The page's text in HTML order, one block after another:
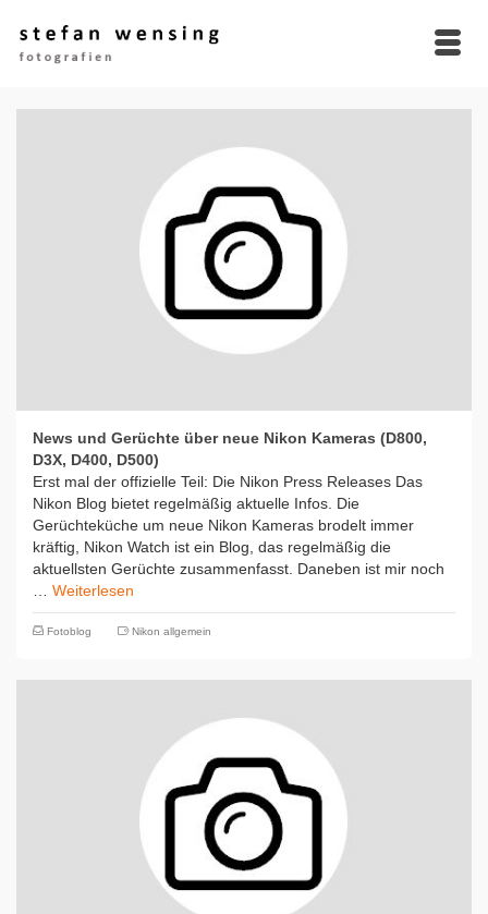
News und Gerüchte über neue Nikon Kameras (D800,
D3X, D400, D500)
Erst mal der offizielle Teil: Die Nikon Press Releases Das
Nikon Blog bietet regelmäßig aktuelle Infos. Die
Gerüchteküche um neue Nikon Kameras brodelt immer
kräftig, Nikon Watch ist ein Blog, das regelmäßig die
aktuellsten Gerüchte zusammenfasst. Daneben ist mir noch
Weiterlesen
Fotoblog Nikon allgemein